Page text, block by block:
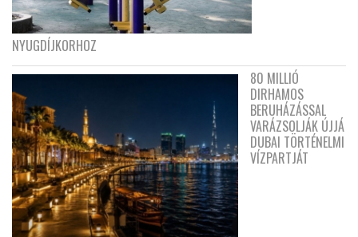
NYUGDÍJKORHOZ
80 MILLIÓ
DIRHAMOS
BERUHÁZÁSSAL
VARÁZSOLJÁK ÚJJÁ
DUBAI TÖRTÉNELMI
VÍZPARTJÁT